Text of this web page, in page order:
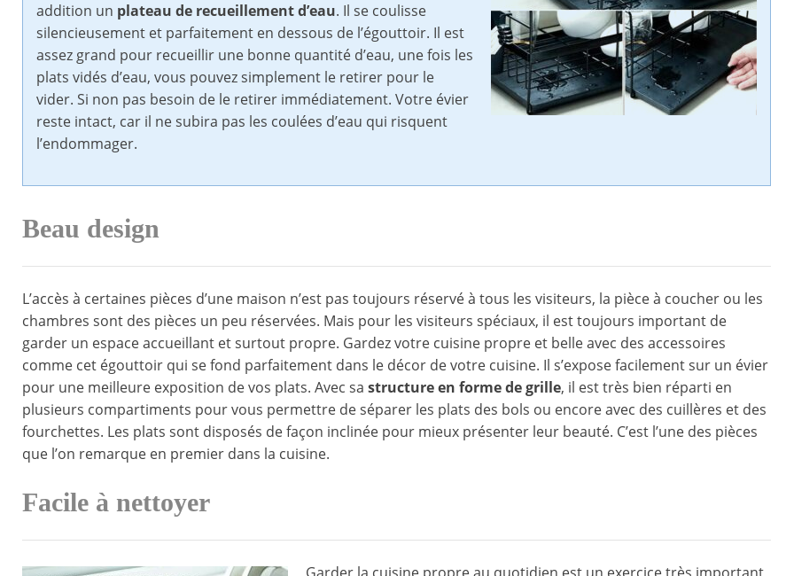
addition un plateau de recueillement d’eau. Il se coulisse
silencieusement et parfaitement en dessous de l’égouttoir. Il est
assez grand pour recueillir une bonne quantité d’eau, une fois les
plats vidés d’eau, vous pouvez simplement le retirer pour le
vider. Si non pas besoin de le retirer immédiatement. Votre évier
reste intact, car il ne subira pas les coulées d’eau qui risquent
l’endommager.
Beau design
L’accès à certaines pièces d’une maison n’est pas toujours réservé à tous les visiteurs, la pièce à coucher ou les
chambres sont des pièces un peu réservées. Mais pour les visiteurs spéciaux, il est toujours important de
garder un espace accueillant et surtout propre. Gardez votre cuisine propre et belle avec des accessoires
comme cet égouttoir qui se fond parfaitement dans le décor de votre cuisine. Il s’expose facilement sur un évier
pour une meilleure exposition de vos plats. Avec sa structure en forme de grille, il est très bien réparti en
plusieurs compartiments pour vous permettre de séparer les plats des bols ou encore avec des cuillères et des
fourchettes. Les plats sont disposés de façon inclinée pour mieux présenter leur beauté. C’est l’une des pièces
que l’on remarque en premier dans la cuisine.
Facile à nettoyer